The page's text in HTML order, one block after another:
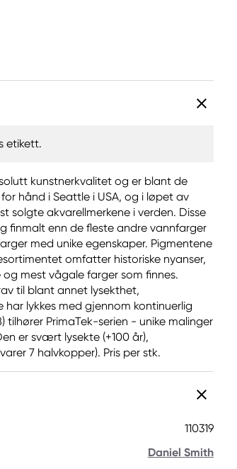
etikett.
kunstnerkvalitet og er blant de
hånd i Seattle i USA, og i løpet av
solgte akvarellmerkene i verden. Disse
finmalt enn de fleste andre vannfarger
med unike egenskaper. Pigmentene
omfatter historiske nyanser,
mest vågale farger som finnes.
til blant annet lysekthet,
lykkes med gjennom kontinuerlig
tilhører PrimaTek-serien - unike malinger
er svært lysekte (+100 år),
7 halvkopper). Pris per stk.
110319
Daniel Smith